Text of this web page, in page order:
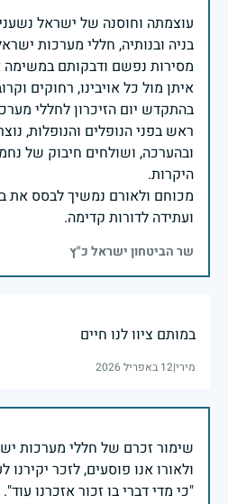
עוצמתה וחוסנה של ישראל
בניה ובנותיה, חללי מערכות
מסירות נפשם ודבקותם במשימה
בהתקדש יום הזיכרון לחללי
ראש בפני הנופלים והנופלות,
ובהערכה, ושולחים חיבוק של
מכוחם ולאורם נמשיך לבסס את
ועתידה לדורות קדימה.
שר הביטחון ישראל כ"ץ
במותם ציוו לנו חיים
מירי|12 באפריל 2026
שימור זכרם של חללי מערכות